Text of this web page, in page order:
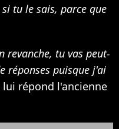
tu le sais, parce que
revanche, tu vas peut-
réponses puisque j'ai
lui répond l'ancienne